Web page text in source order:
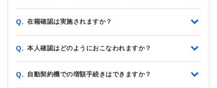
Q. 在籍確認は実施されますか？
Q. 本人確認はどのようにおこなわれますか？
Q. 自動契約機での増額手続きはできますか？